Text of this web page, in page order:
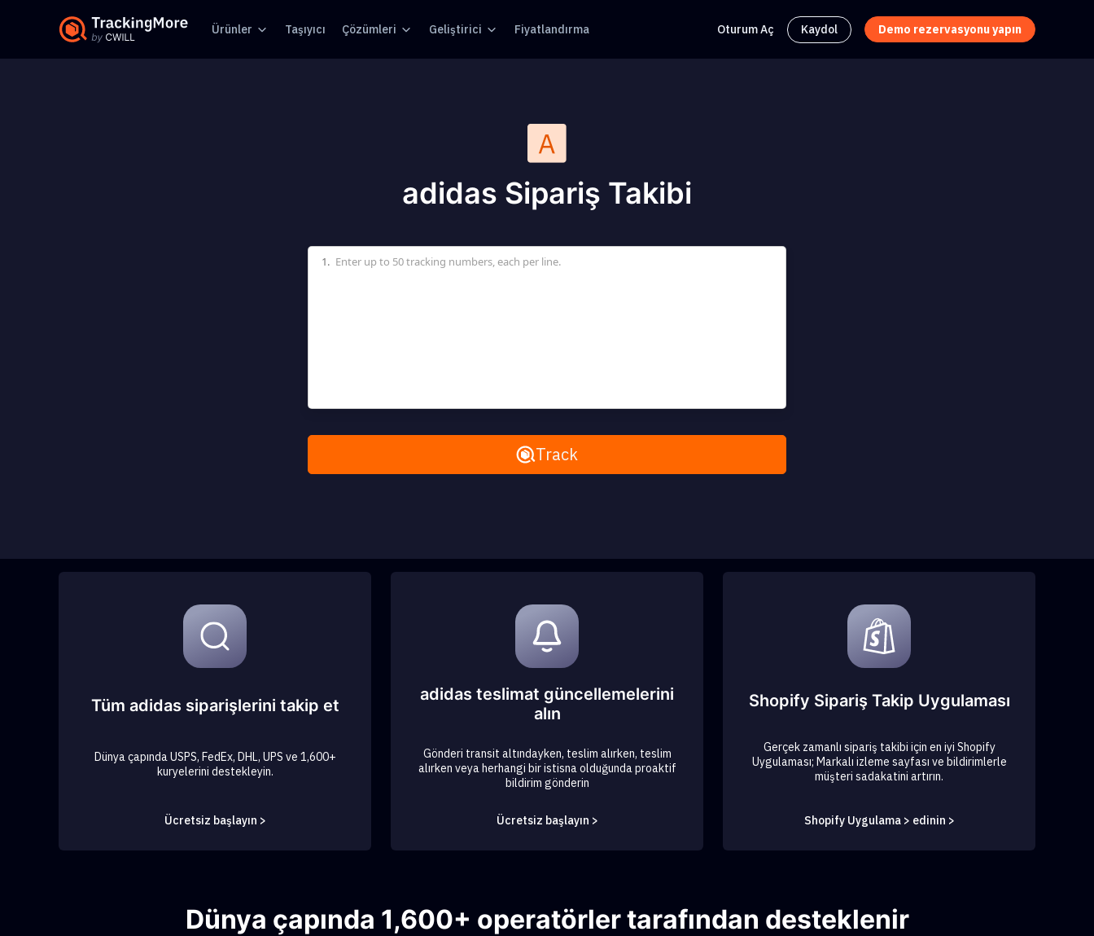
Ürünler Taşıyıcı Çözümleri Geliştirici Fiyatlandırma Oturum Aç Kaydol Demo rezervasyonu yapın
adidas Sipariş Takibi
Enter up to 50 tracking numbers, each per line.
1.
Remove AllTrack
Tüm adidas siparişlerini takip et
Dünya çapında USPS, FedEx, DHL, UPS ve 1,600+
kuryelerini destekleyin.
Ücretsiz başlayın >
adidas teslimat güncellemelerini
alın
Gönderi transit altındayken, teslim alırken, teslim
alırken veya herhangi bir istisna olduğunda proaktif
bildirim gönderin
Ücretsiz başlayın >
Shopify Sipariş Takip Uygulaması
Gerçek zamanlı sipariş takibi için en iyi Shopify
Uygulaması; Markalı izleme sayfası ve bildirimlerle
müşteri sadakatini artırın.
Shopify Uygulama > edinin >
Dünya çapında 1,600+ operatörler tarafından desteklenir